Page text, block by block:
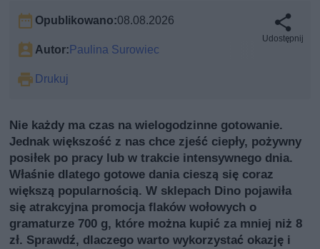
Opublikowano:08.08.2026
Autor: Paulina Surowiec
Drukuj
Udostępnij
Nie każdy ma czas na wielogodzinne gotowanie.
Jednak większość z nas chce zjeść ciepły, pożywny
posiłek po pracy lub w trakcie intensywnego dnia.
Właśnie dlatego gotowe dania cieszą się coraz
większą popularnością. W sklepach Dino pojawiła
się atrakcyjna promocja flaków wołowych o
gramaturze 700 g, które można kupić za mniej niż 8
zł. Sprawdź, dlaczego warto wykorzystać okazję i